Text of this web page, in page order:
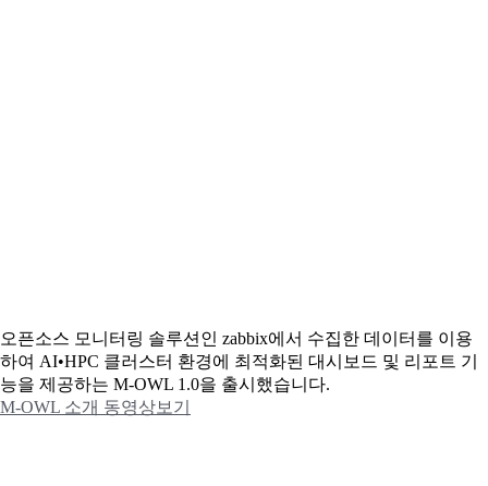
오픈소스 모니터링 솔루션인 zabbix에서 수집한 데이터를 이용
하여 AI•HPC 클러스터 환경에 최적화된 대시보드 및 리포트 기
능을 제공하는 M-OWL 1.0을 출시했습니다.
M-OWL 소개 동영상보기